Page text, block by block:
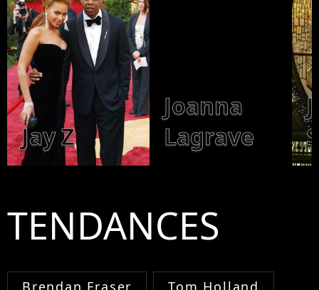
Jay Z
Joanna
Lagrave
TENDANCES
Brendan Fraser Tom Holland